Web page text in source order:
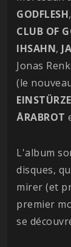
GODFLESH,
CLUB OF
IHSAHN,
Jonas
(le
ÅRABROT
L'album
disques,
mirer (et
premier
se